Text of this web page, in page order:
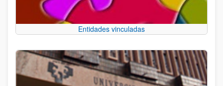
Entidades vinculadas